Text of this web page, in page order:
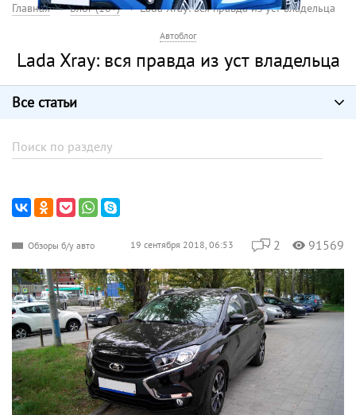
Главная Блог (18+) Lada Xray: вся правда из уст владельца
Автоблог
Lada Xray: вся правда из уст владельца
Все статьи
Обзоры б/у авто 19 сентября 2018, 06:53 2 91569